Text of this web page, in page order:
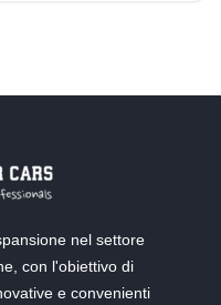
nel settore
con l'obiettivo di
e convenienti